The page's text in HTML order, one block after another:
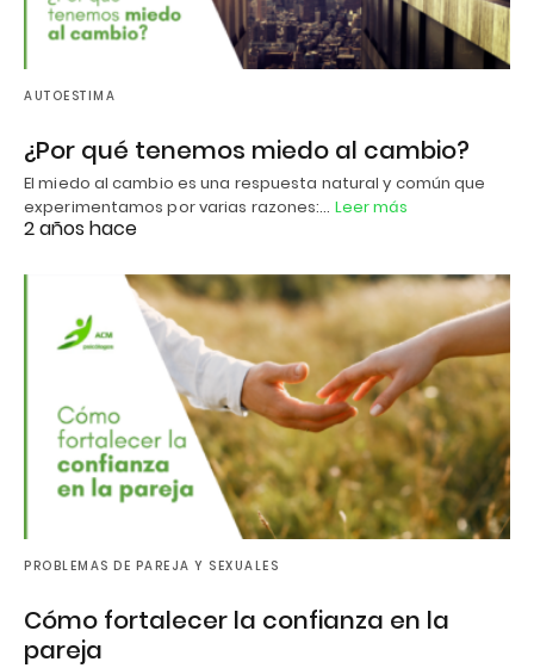
AUTOESTIMA
¿Por qué tenemos miedo al cambio?
El miedo al cambio es una respuesta natural y común que
experimentamos por varias razones:… Leer más
2 años hace
PROBLEMAS DE PAREJA Y SEXUALES
Cómo fortalecer la confianza en la
pareja